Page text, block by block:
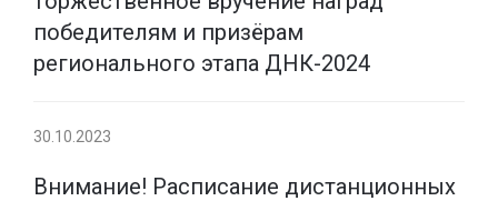
победителям и призёрам
регионального этапа ДНК-2024
30.10.2023
Внимание! Расписание дистанционных